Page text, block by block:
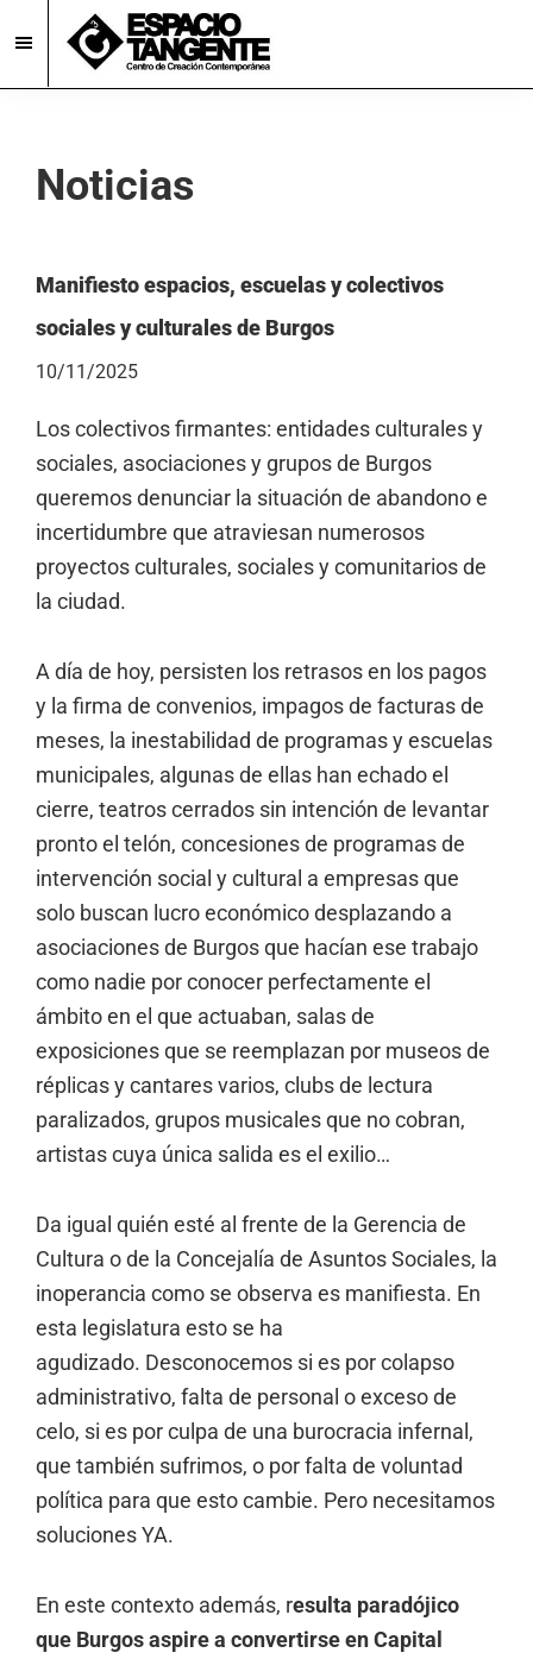
to
main
to
footerEspacio
Creación
Contemporánea
Burgos
Noticias
Manifiesto espacios, escuelas y colectivos
sociales y culturales de Burgos
10/11/2025
Los colectivos firmantes: entidades culturales y
sociales, asociaciones y grupos de Burgos
queremos denunciar la situación de abandono e
incertidumbre que atraviesan numerosos
proyectos culturales, sociales y comunitarios de
la ciudad.
A día de hoy, persisten los retrasos en los pagos
y la firma de convenios, impagos de facturas de
meses, la inestabilidad de programas y escuelas
municipales, algunas de ellas han echado el
cierre, teatros cerrados sin intención de levantar
pronto el telón, concesiones de programas de
intervención social y cultural a empresas que
solo buscan lucro económico desplazando a
asociaciones de Burgos que hacían ese trabajo
como nadie por conocer perfectamente el
ámbito en el que actuaban, salas de
exposiciones que se reemplazan por museos de
réplicas y cantares varios, clubs de lectura
paralizados, grupos musicales que no cobran,
artistas cuya única salida es el exilio…
Da igual quién esté al frente de la Gerencia de
Cultura o de la Concejalía de Asuntos Sociales, la
inoperancia como se observa es manifiesta. En
esta legislatura esto se ha
agudizado. Desconocemos si es por colapso
administrativo, falta de personal o exceso de
celo, si es por culpa de una burocracia infernal,
que también sufrimos, o por falta de voluntad
política para que esto cambie. Pero necesitamos
soluciones YA.
En este contexto además, resulta paradójico
que Burgos aspire a convertirse en Capital